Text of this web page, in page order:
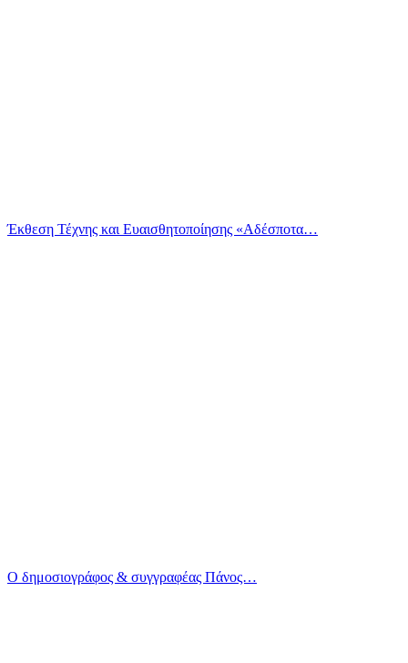
Έκθεση Τέχνης και Ευαισθητοποίησης «Αδέσποτα…
Ο δημοσιογράφος & συγγραφέας Πάνος…